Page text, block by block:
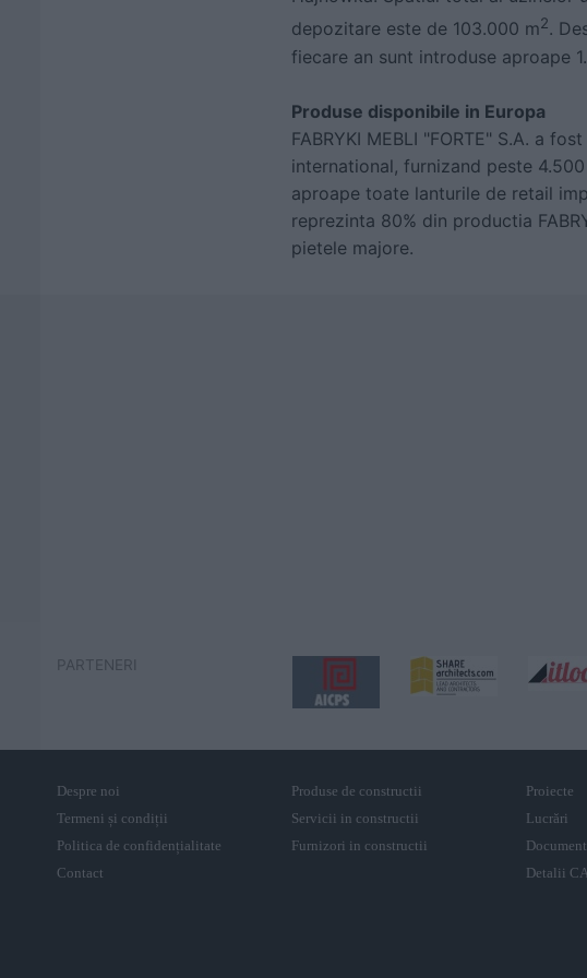
depozitare este de 103.000 m2.
fiecare an sunt introduse aproape
Produse disponibile in Europa
FABRYKI MEBLI "FORTE" S.A. a
international, furnizand peste
aproape toate lanturile de retail
reprezinta 80% din productia
pietele majore.
PARTENERI
Despre noi
Termeni și condiții
Politica de confidențialitate
Contact
Produse de constructii
Servicii in constructii
Furnizori in constructii
Proiecte
Lucrări
Detalii